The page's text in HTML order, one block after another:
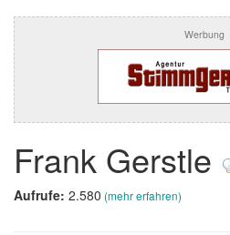
Werbung
Frank Gerstle
Aufrufe: 2.580 (mehr erfahren)